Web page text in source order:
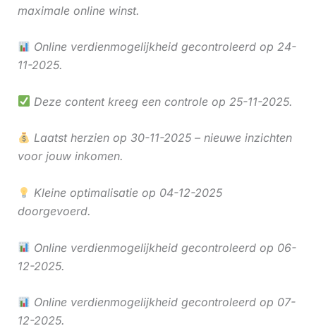
maximale online winst.
Online verdienmogelijkheid gecontroleerd op 24-
11-2025.
Deze content kreeg een controle op 25-11-2025.
Laatst herzien op 30-11-2025 – nieuwe inzichten
voor jouw inkomen.
Kleine optimalisatie op 04-12-2025
doorgevoerd.
Online verdienmogelijkheid gecontroleerd op 06-
12-2025.
Online verdienmogelijkheid gecontroleerd op 07-
12-2025.